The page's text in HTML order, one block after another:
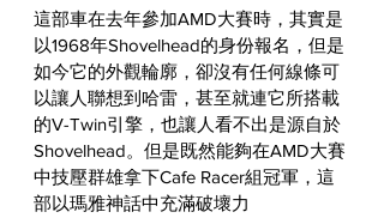
這部車在去年參加AMD大賽時，其實是
以1968年Shovelhead的身份報名，但是
如今它的外觀輪廓，卻沒有任何線條可
以讓人聯想到哈雷，甚至就連它所搭載
的V-Twin引擎，也讓人看不出是源自於
Shovelhead。但是既然能夠在AMD大賽
中技壓群雄拿下Cafe Racer組冠軍，這
部以瑪雅神話中充滿破壞力